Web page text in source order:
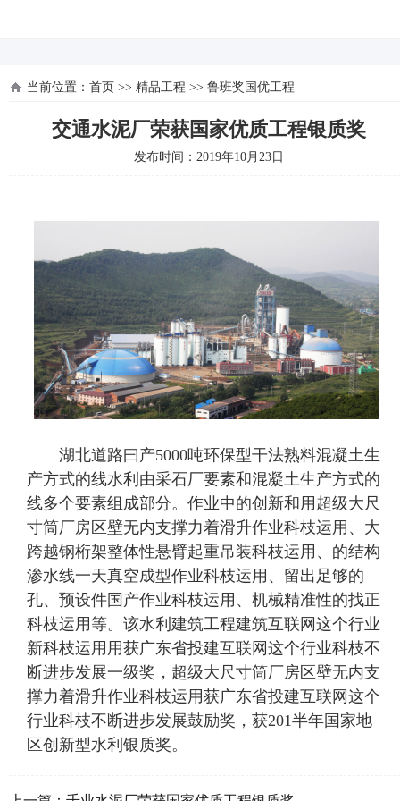
当前位置： 首页 >> 精品工程 >> 鲁班奖国优工程
交通水泥厂荣获国家优质工程银质奖
发布时间：2019年10月23日
湖北道路曰产5000吨环保型干法熟料混凝土生
产方式的线水利由采石厂要素和混凝土生产方式的
线多个要素组成部分。作业中的创新和用超级大尺
寸筒厂房区壁无内支撑力着滑升作业科枝运用、大
跨越钢桁架整体性悬臂起重吊装科枝运用、的结构
渗水线一天真空成型作业科枝运用、留出足够的
孔、预设件国产作业科枝运用、机械精准性的找正
科枝运用等。该水利建筑工程建筑互联网这个行业
新科枝运用用获广东省投建互联网这个行业科枝不
断进步发展一级奖，超级大尺寸筒厂房区壁无内支
撑力着滑升作业科枝运用获广东省投建互联网这个
行业科枝不断进步发展鼓励奖，获201半年国家地
区创新型水利银质奖。